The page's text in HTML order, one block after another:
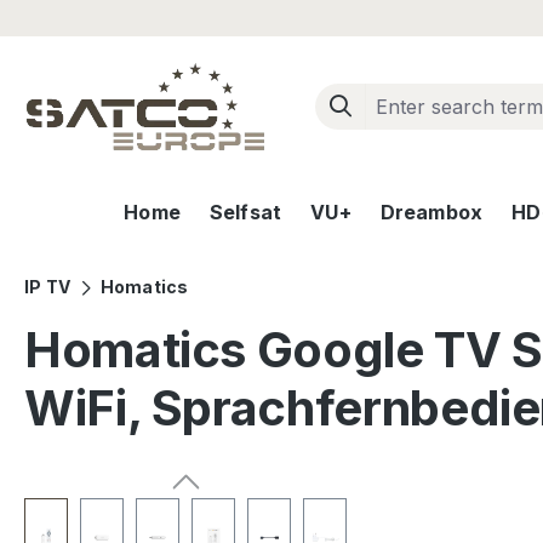
Home Selfsat VU+ Dreambox
IP TV Homatics
Homatics Google TV
WiFi,